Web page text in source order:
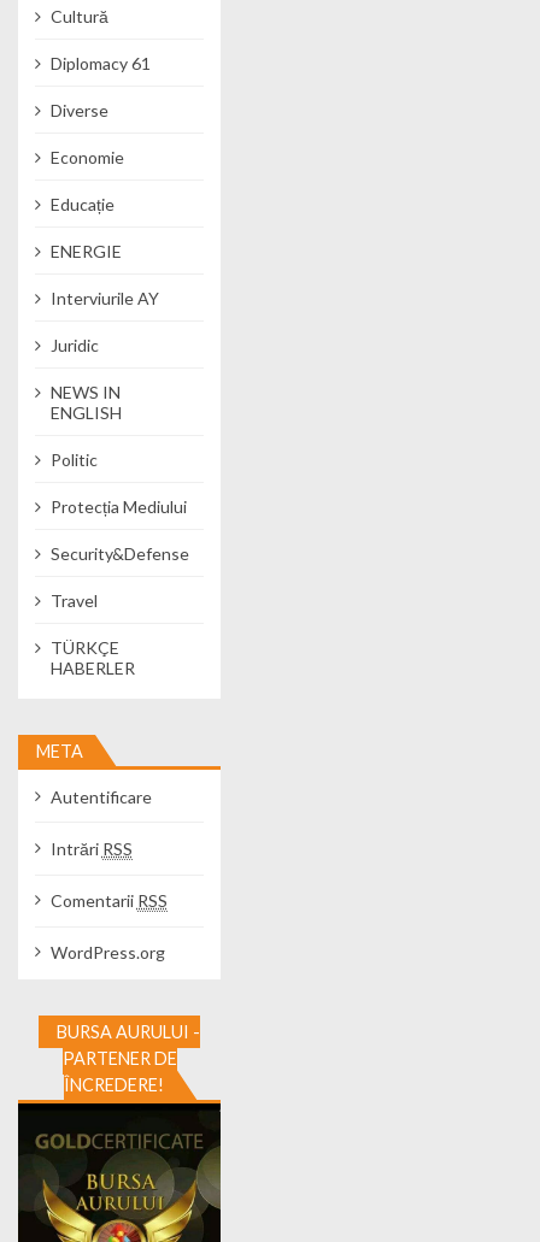
Cultură
Diplomacy 61
Diverse
Economie
Educație
ENERGIE
Interviurile AY
Juridic
NEWS IN
ENGLISH
Politic
Protecția Mediului
Security&Defense
Travel
TÜRKÇE
HABERLER
META
Autentificare
Intrări RSS
Comentarii RSS
WordPress.org
BURSA AURULUI -
PARTENER DE
ÎNCREDERE!